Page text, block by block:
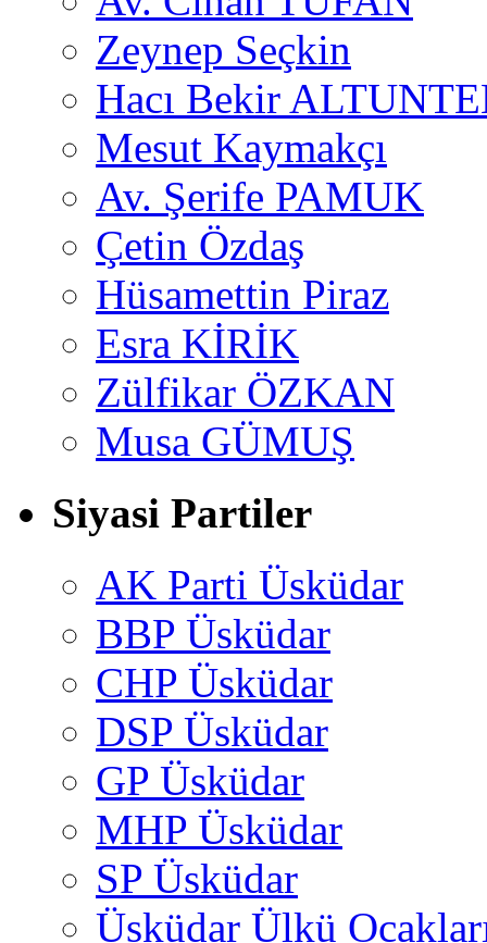
Zeynep Seçkin
Hacı Bekir
Mesut Kaymakçı
Av. Şerife PAMUK
Çetin Özdaş
Hüsamettin Piraz
Esra KİRİK
Zülfikar ÖZKAN
Musa GÜMUŞ
Siyasi Partiler
AK Parti Üsküdar
BBP Üsküdar
CHP Üsküdar
DSP Üsküdar
GP Üsküdar
MHP Üsküdar
SP Üsküdar
Üsküdar Ülkü